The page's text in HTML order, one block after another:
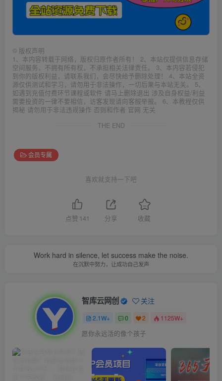
© 版权声明
1、本内容转载于网络，版权归原作者所有！ 2、本站仅提供信息存储
空间服务，不拥有所有权，不承担相关法律责任。 3、本内容若侵犯
到你的版权利益，请联系我们，会尽快给予删除处理！ 4、本站全资
源仅供测试和学习，请勿用于非法操作，一切后果与本站无关。 5、
如遇到充值付费环节课程或软件 请马上删除退出 涉及自身权益/利益
需要投资的一律不要相信，访客发现请向客服举报。 6、本教程仅供
揭秘 请勿用于非法违规操作 否则和作者 官网 无关
THE END
会员专属
喜欢就支持一下吧
点赞 141 分享 收藏
Work hard in silence, let success make the noise.
在沉默中努力，让成功自己发声
智库云网创 关注
2.1W+ 0 2 1125W+
愿你永远活的像个孩子